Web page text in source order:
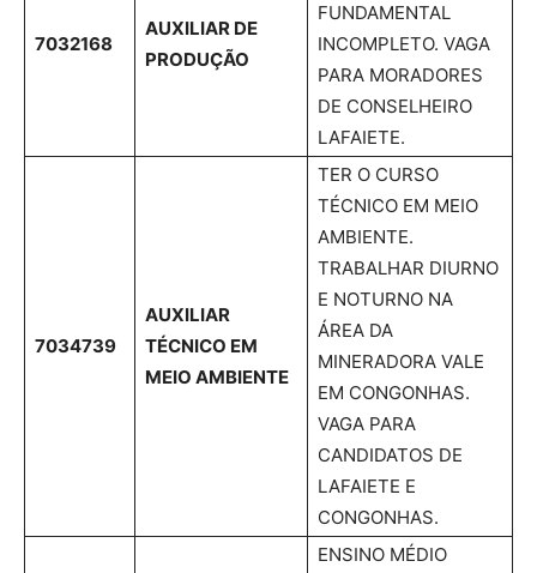
7032168
AUXILIAR DE
PRODUÇÃO
FUNDAMENTAL
INCOMPLETO. VAGA
PARA MORADORES
DE CONSELHEIRO
LAFAIETE.
7034739
AUXILIAR
TÉCNICO EM
MEIO AMBIENTE
TER O CURSO
TÉCNICO EM MEIO
AMBIENTE.
TRABALHAR DIURNO
E NOTURNO NA
ÁREA DA
MINERADORA VALE
EM CONGONHAS.
VAGA PARA
CANDIDATOS DE
LAFAIETE E
CONGONHAS.
ENSINO MÉDIO